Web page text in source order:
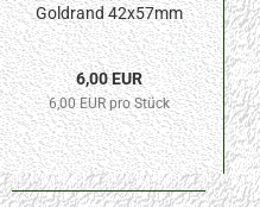
Goldrand 42x57mm
6,00 EUR
6,00 EUR pro Stück